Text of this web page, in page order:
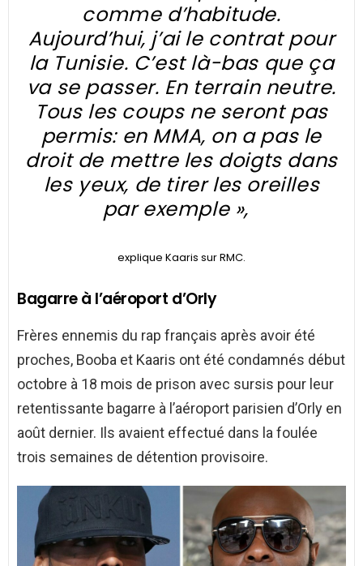
comme d’habitude.
Aujourd’hui, j’ai le contrat pour
la Tunisie. C’est là-bas que ça
va se passer. En terrain neutre.
Tous les coups ne seront pas
permis: en MMA, on a pas le
droit de mettre les doigts dans
les yeux, de tirer les oreilles
par exemple »,
explique Kaaris sur RMC.
Bagarre à l’aéroport d’Orly
Frères ennemis du rap français après avoir été
proches, Booba et Kaaris ont été condamnés début
octobre à 18 mois de prison avec sursis pour leur
retentissante bagarre à l’aéroport parisien d’Orly en
août dernier. Ils avaient effectué dans la foulée
trois semaines de détention provisoire.